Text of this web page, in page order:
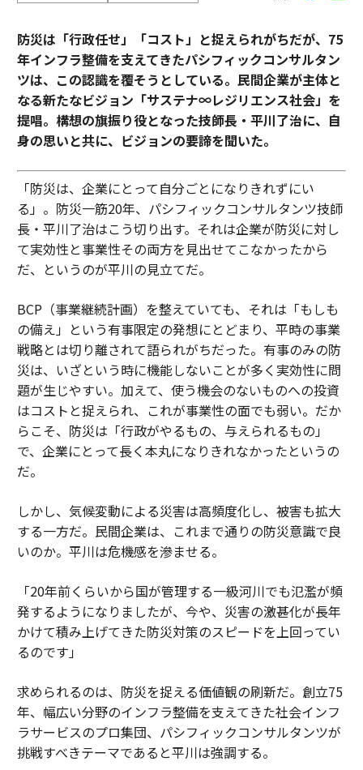
防災は「行政任せ」「コスト」と捉えられがちだが、75
年インフラ整備を支えてきたパシフィックコンサルタン
ツは、この認識を覆そうとしている。民間企業が主体と
なる新たなビジョン「サステナ∞レジリエンス社会」を
提唱。構想の旗振り役となった技師長・平川了治に、自
身の思いと共に、ビジョンの要諦を聞いた。
「防災は、企業にとって自分ごとになりきれずにい
る」。防災一筋20年、パシフィックコンサルタンツ技師
長・平川了治はこう切り出す。それは企業が防災に対し
て実効性と事業性その両方を見出せてこなかったから
だ、というのが平川の見立てだ。
BCP（事業継続計画）を整えていても、それは「もしも
の備え」という有事限定の発想にとどまり、平時の事業
戦略とは切り離されて語られがちだった。有事のみの防
災は、いざという時に機能しないことが多く実効性に問
題が生じやすい。加えて、使う機会のないものへの投資
はコストと捉えられ、これが事業性の面でも弱い。だか
らこそ、防災は「行政がやるもの、与えられるもの」
で、企業にとって長く本丸になりきれなかったというの
だ。
しかし、気候変動による災害は高頻度化し、被害も拡大
する一方だ。民間企業は、これまで通りの防災意識で良
いのか。平川は危機感を滲ませる。
「20年前くらいから国が管理する一級河川でも氾濫が頻
発するようになりましたが、今や、災害の激甚化が長年
かけて積み上げてきた防災対策のスピードを上回ってい
るのです」
求められるのは、防災を捉える価値観の刷新だ。創立75
年、幅広い分野のインフラ整備を支えてきた社会インフ
ラサービスのプロ集団、パシフィックコンサルタンツが
挑戦すべきテーマであると平川は強調する。